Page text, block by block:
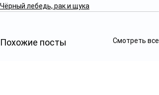
Чёрный лебедь, рак и щука
Похожие посты Смотреть все